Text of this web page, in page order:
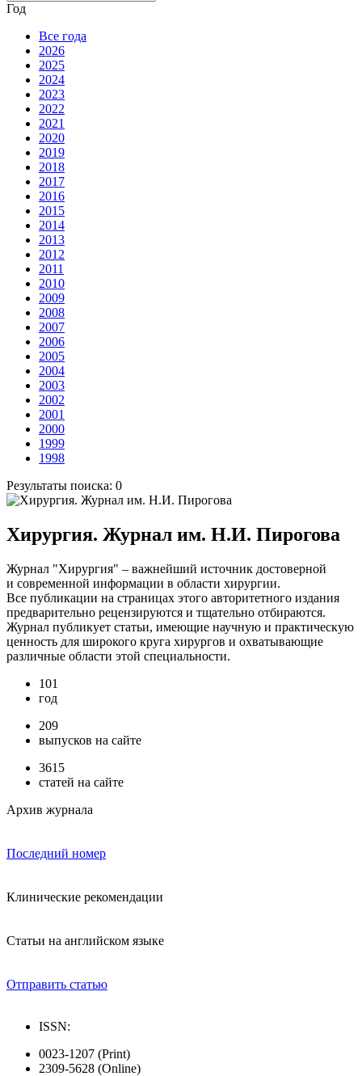
Год
Все года
2026
2025
2024
2023
2022
2021
2020
2019
2018
2017
2016
2015
2014
2013
2012
2011
2010
2009
2008
2007
2006
2005
2004
2003
2002
2001
2000
1999
1998
Результаты поиска: 0
Хирургия. Журнал им. Н.И. Пирогова
Журнал "Хирургия" – важнейший источник достоверной
и современной информации в области хирургии.
Все публикации на страницах этого авторитетного издания
предварительно рецензируются и тщательно отбираются.
Журнал публикует статьи, имеющие научную и практическую
ценность для широкого круга хирургов и охватывающие
различные области этой специальности.
101
год
209
выпусков на сайте
3615
статей на сайте
Архив журнала
Последний номер
Клинические рекомендации
Статьи на английском языке
Отправить статью
ISSN:
0023-1207 (Print)
2309-5628 (Online)